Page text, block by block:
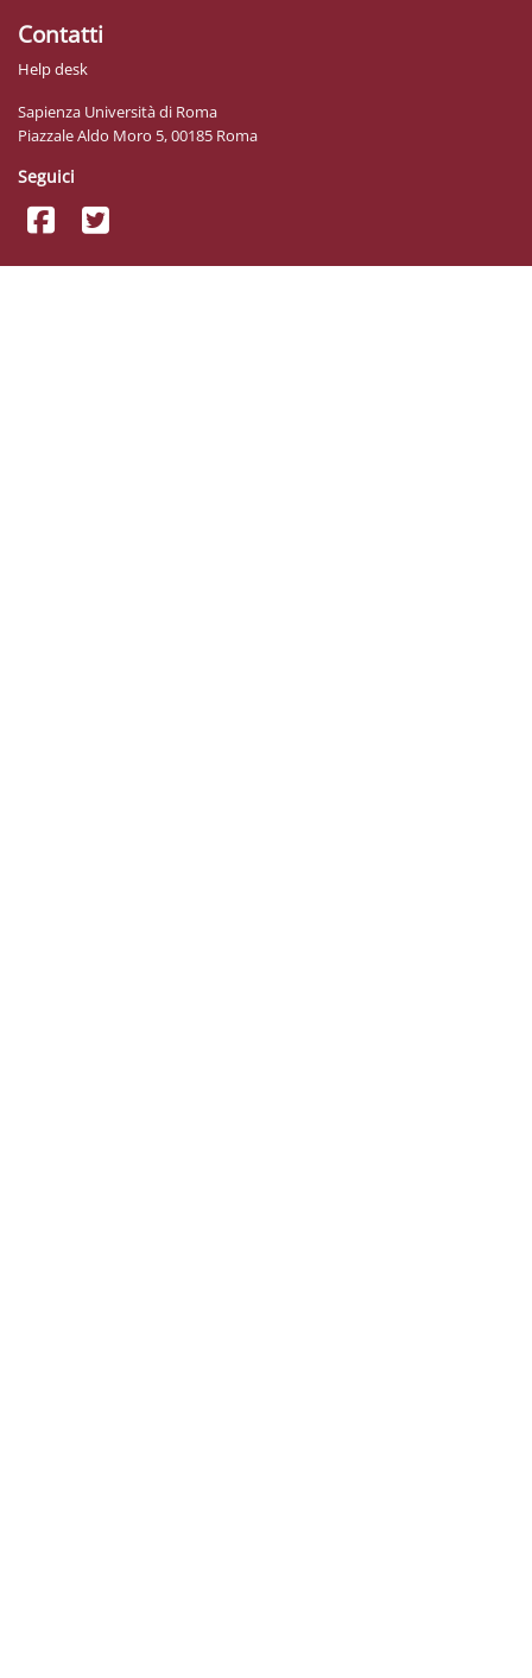
Contatti
Help desk
Sapienza Università di Roma
Piazzale Aldo Moro 5, 00185 Roma
Seguici